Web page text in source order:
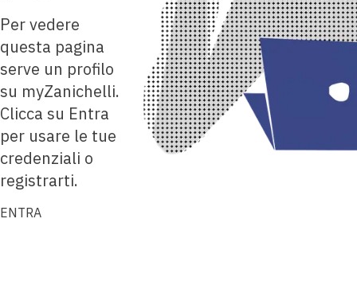
Per vedere
questa pagina
serve un profilo
su myZanichelli.
Clicca su Entra
per usare le tue
credenziali o
registrarti.
ENTRA